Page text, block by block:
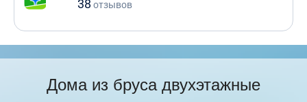
38 отзывов
Дома из бруса двухэтажные